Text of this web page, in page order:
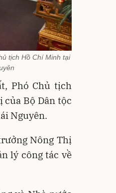
tịch Hồ Chí Minh tại
Phó Chủ tịch
Bộ Dân tộc
Nguyên.
Nông Thị
lý công tác về